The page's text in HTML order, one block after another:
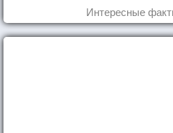
Интересные